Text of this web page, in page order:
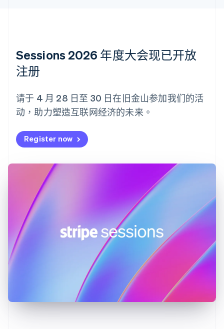
Sessions 2026 年度大会现已开放
注册
请于 4 月 28 日至 30 日在旧金山参加我们的活
动，助力塑造互联网经济的未来。
Register now
法国
FrançaisEnglish
芬兰
荷兰
NederlandsEnglish
加拿大
捷克
English
EnglishItaliano
拉脱维亚
English
立陶宛
English
列支敦士登
Deutsch
English
English简体中文